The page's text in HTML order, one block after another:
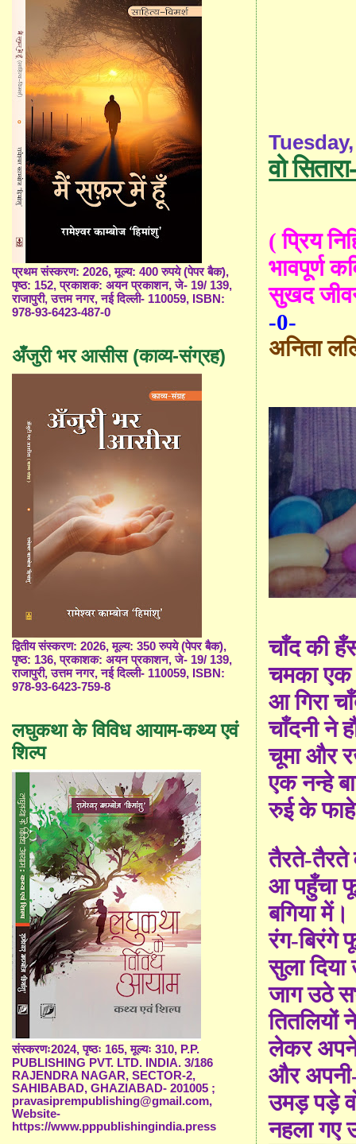
वो
( प्रिय
भावपूर्ण
सुखद
-0-
अनिता
चाँद की
चमका एक
आ गिरा
चाँदनी ने
चूमा और
एक नन्हे
रुई के
तैरते-तैरते
आ पहुँचा
बगिया में।
रंग-बिरंगे
सुला
जाग उठे
तितलियों
लेकर
और
उमड़ पड़े
नहला गए
प्रथम संस्करण: 2026, मूल्य: 400 रुपये (पेपर बैक),
पृष्ठ: 152, प्रकाशक: अयन प्रकाशन, जे- 19/ 139,
राजापुरी, उत्तम नगर, नई दिल्ली- 110059, ISBN:
978-93-6423-487-0
अँजुरी भर आसीस (काव्य-संग्रह)
द्वितीय संस्करण: 2026, मूल्य: 350 रुपये (पेपर बैक),
पृष्ठ: 136, प्रकाशक: अयन प्रकाशन, जे- 19/ 139,
राजापुरी, उत्तम नगर, नई दिल्ली- 110059, ISBN:
978-93-6423-759-8
लघुकथा के विविध आयाम-कथ्य एवं
शिल्प
संस्करणः2024, पृष्ठः 165, मूल्यः 310, P.P.
PUBLISHING PVT. LTD. INDIA. 3/186
RAJENDRA NAGAR, SECTOR-2,
SAHIBABAD, GHAZIABAD- 201005 ;
pravasiprempublishing@gmail.com,
Website-
https://www.pppublishingindia.press